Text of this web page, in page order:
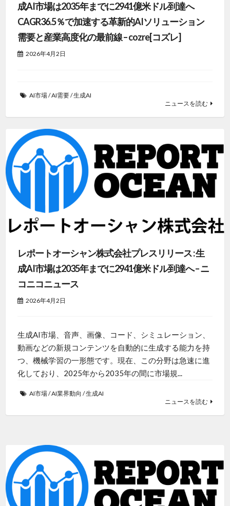
成AI市場は2035年までに2941億米ドル到達へ
CAGR36.5％で加速する革新的AIソリューション
需要と産業高度化の最前線 – cozre[コズレ]
2026年4月2日
AI市場/AI需要/生成AI
ニュースを読む
レポートオーシャン株式会社プレスリリース : 生
成AI市場は2035年までに2941億米ドル到達へ – ニ
コニコニュース
2026年4月2日
生成AI市場、音声、画像、コード、シミュレーション、
動画などの新規コンテンツを自動的に生成する能力を持
つ、機械学習の一形態です。現在、この分野は急速に進
化しており、2025年から2035年の間に市場規...
AI市場/AI業界動向 /生成AI
ニュースを読む